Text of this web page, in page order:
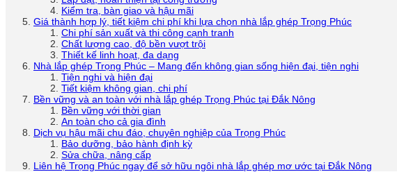
Kiểm tra, bàn giao và hậu mãi
Giá thành hợp lý, tiết kiệm chi phí khi lựa chọn nhà lắp ghép Trọng Phúc
Chi phí sản xuất và thi công cạnh tranh
Chất lượng cao, độ bền vượt trội
Thiết kế linh hoạt, đa dạng
Nhà lắp ghép Trọng Phúc – Mang đến không gian sống hiện đại, tiện nghi
Tiện nghi và hiện đại
Tiết kiệm không gian, chi phí
Bền vững và an toàn với nhà lắp ghép Trọng Phúc tại Đắk Nông
Bền vững với thời gian
An toàn cho cả gia đình
Dịch vụ hậu mãi chu đáo, chuyên nghiệp của Trọng Phúc
Bảo dưỡng, bảo hành định kỳ
Sửa chữa, nâng cấp
Liên hệ Trọng Phúc ngay để sở hữu ngôi nhà lắp ghép mơ ước tại Đắk Nông